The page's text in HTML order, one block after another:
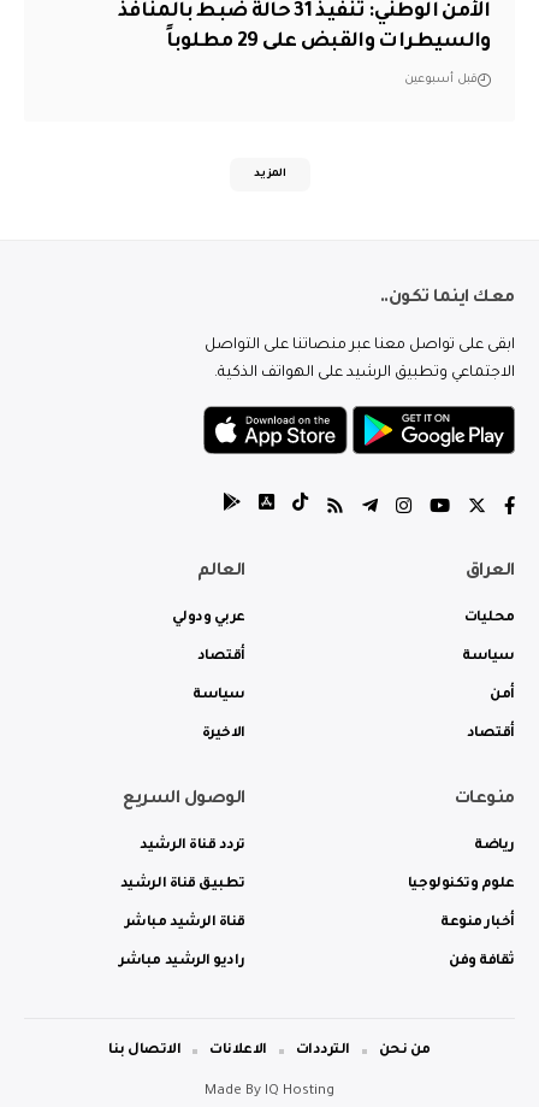
الأمن الوطني: تنفيذ 31 حالة ضبط بالمنافذ
والسيطرات والقبض على 29 مطلوباً
قبل أسبوعين
المزيد
معك اينما تكون..
ابقى على تواصل معنا عبر منصاتنا على التواصل
الاجتماعي وتطبيق الرشيد على الهواتف الذكية.
العراق
محليات
سياسة
أمن
أقتصاد
العالم
عربي ودولي
أقتصاد
سياسة
الاخيرة
منوعات
رياضة
علوم وتكنولوجيا
أخبار منوعة
ثقافة وفن
الوصول السريع
تردد قناة الرشيد
تطبيق قناة الرشيد
قناة الرشيد مباشر
راديو الرشيد مباشر
Made By IQ Hosting
من نحن الترددات الاعلانات الاتصال بنا